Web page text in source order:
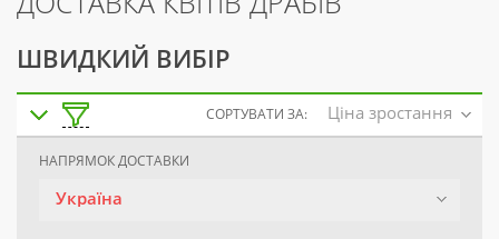
ШВИДКИЙ ВИБІР
СОРТУВАТИ ЗА: Ціна зростання
НАПРЯМОК ДОСТАВКИ
Україна